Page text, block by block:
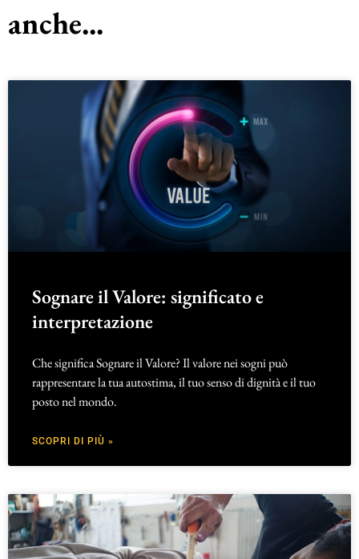
anche...
Sognare il Valore: significato e
interpretazione
Che significa Sognare il Valore? Il valore nei sogni può
rappresentare la tua autostima, il tuo senso di dignità e il tuo
posto nel mondo.
SCOPRI DI PIÙ »